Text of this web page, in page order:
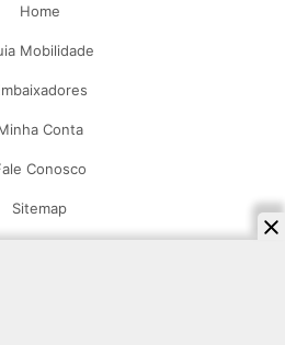
Home
Mobilidade
Conta
Conosco
Sitemap